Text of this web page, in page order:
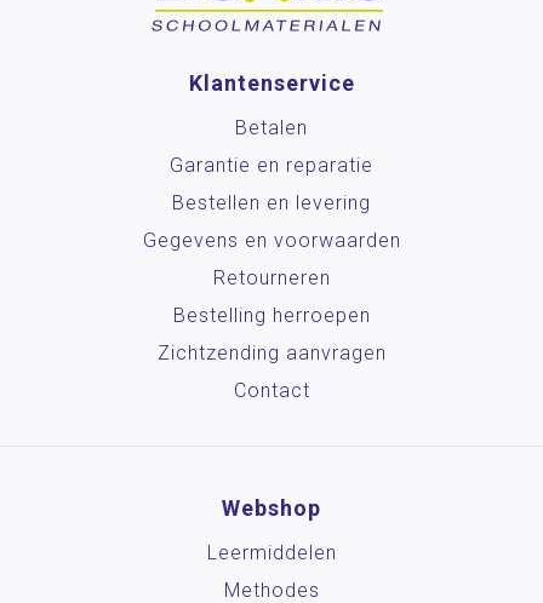
Klantenservice
Betalen
Garantie en reparatie
Bestellen en levering
Gegevens en voorwaarden
Retourneren
Bestelling herroepen
Zichtzending aanvragen
Contact
Webshop
Leermiddelen
Methodes